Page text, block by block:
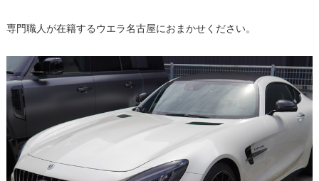
専門職人が在籍するウエラ名古屋におまかせください。